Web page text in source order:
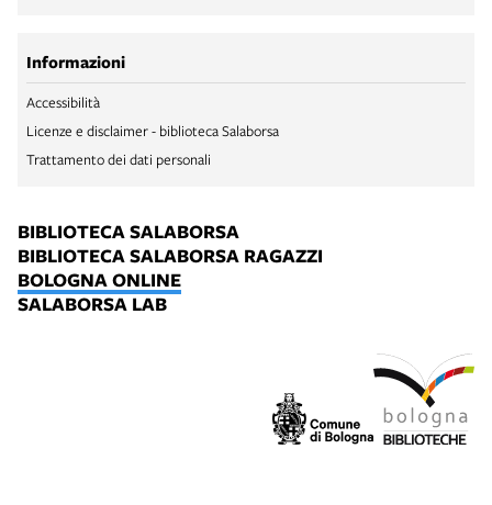
Informazioni
Accessibilità
Licenze e disclaimer - biblioteca Salaborsa
Trattamento dei dati personali
BIBLIOTECA SALABORSA
BIBLIOTECA SALABORSA RAGAZZI
BOLOGNA ONLINE
SALABORSA LAB